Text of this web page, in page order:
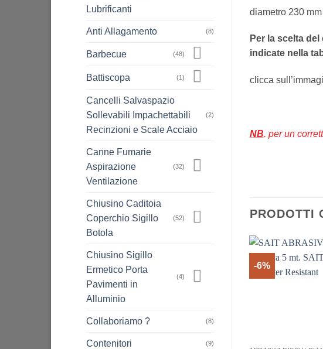
Lubrificanti
Anti Allagamento (8)
Barbecue (48)
Battiscopa (1)
Cancelli Salvaspazio
Sollevabili Impachettabili
Recinzioni e Scale Acciaio
(2)
Canne Fumarie
Aspirazione
Ventilazione
(32)
Chiusino Caditoia
Coperchio Sigillo
Botola
(52)
Chiusino Sigillo
Ermetico Porta
Pavimenti in
Alluminio
(4)
Collaboriamo ? (8)
Contenitori (9)
diametro 230 mm
Per la scelta
indicate nella
clicca
NB. per un
PRODOTTI
-6%